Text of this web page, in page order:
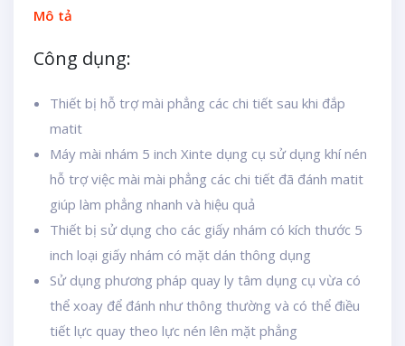
Mô tả
Công dụng:
Thiết bị hỗ trợ mài phẳng các chi tiết sau khi đắp
matit
Máy mài nhám 5 inch Xinte dụng cụ sử dụng khí nén
hỗ trợ việc mài mài phẳng các chi tiết đã đánh matit
giúp làm phẳng nhanh và hiệu quả
Thiết bị sử dụng cho các giấy nhám có kích thước 5
inch loại giấy nhám có mặt dán thông dụng
Sử dụng phương pháp quay ly tâm dụng cụ vừa có
thể xoay để đánh như thông thường và có thể điều
tiết lực quay theo lực nén lên mặt phẳng